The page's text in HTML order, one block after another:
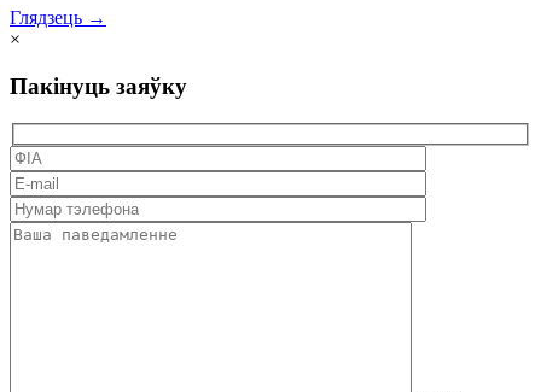
Глядзець →
×
Пакінуць заяўку